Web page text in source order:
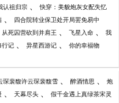
认祖归宗 、 快穿：美貌炮灰女配失忆
、 四合院转业保卫处开局罢免易中
从死囚营砍到并肩王 、 飞星入命 、 我
行记 、 异星西游记 、 你的幸福物
琛裴馥许云琛裴馥雪 、 醉酒情思 、 炮
、 天幕尽头 、 假千金遇上真绿茶宋灵